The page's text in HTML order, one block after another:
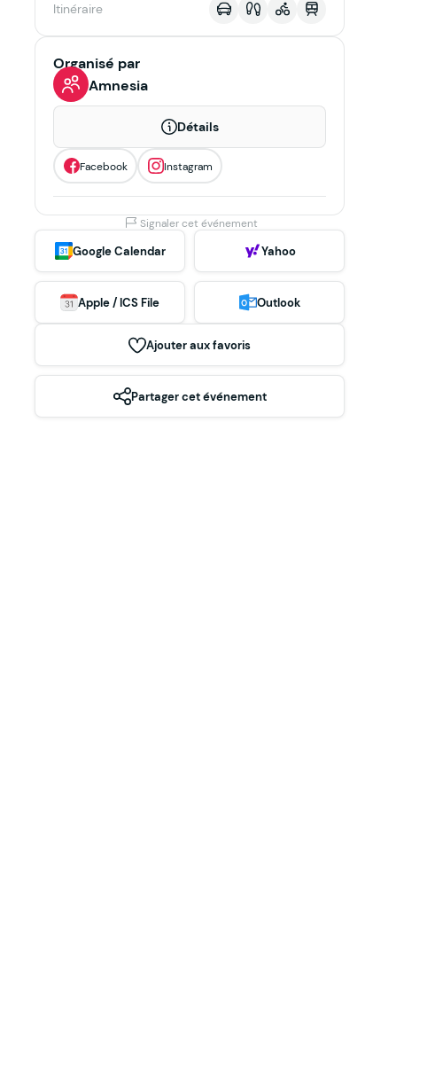
Itinéraire
Organisé par
Amnesia
Détails
Facebook Instagram
Signaler cet événement
Google Calendar Yahoo
Apple / ICS File Outlook
Ajouter aux favoris
Partager cet événement